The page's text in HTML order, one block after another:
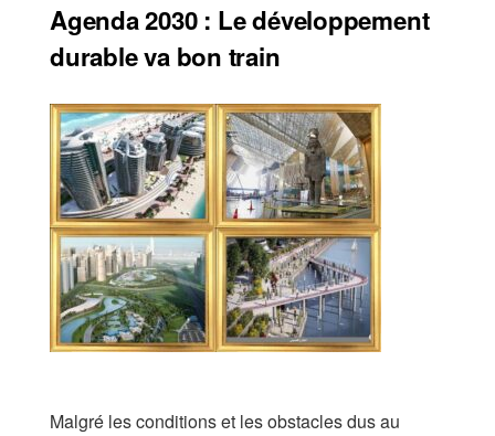
Agenda 2030 : Le développement
durable va bon train
Malgré les conditions et les obstacles dus au